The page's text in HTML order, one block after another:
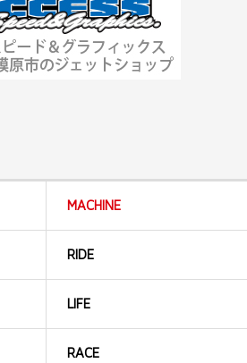
MACHINE
RIDE
LIFE
RACE